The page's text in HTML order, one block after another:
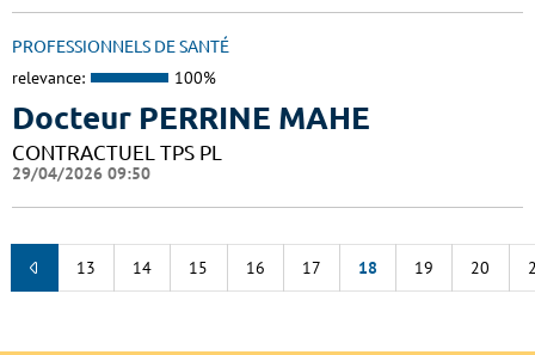
PROFESSIONNELS DE SANTÉ
relevance: 100%
Docteur PERRINE MAHE
CONTRACTUEL TPS PL
29/04/2026 09:50
13 14 15 16 17 18 19 20